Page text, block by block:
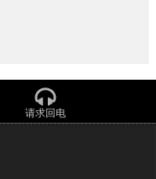
请求回电